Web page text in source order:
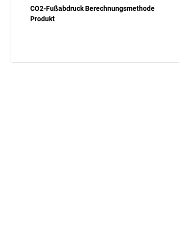
CO2-Fußabdruck Berechnungsmethode
Produkt